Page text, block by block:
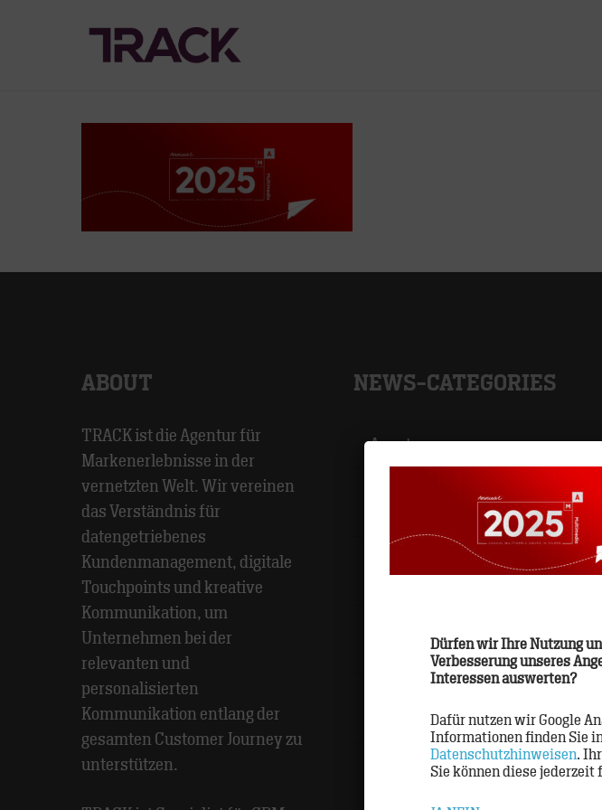
ABOUT
TRACK ist die Agentur für
Markenerlebnisse in der
vernetzten Welt. Wir vereinen
das Verständnis für
datengetriebenes
Kundenmanagement, digitale
Touchpoints und kreative
Kommunikation, um
Unternehmen bei der
relevanten und
personalisierten
Kommunikation entlang der
gesamten Customer Journey zu
unterstützen.
NEWS-CATEGORIES
Agentur >
>
Methoden >
>
Dürfen wir Ihre Nutzung
Verbesserung unseres
Interessen auswerten?
Dafür nutzen wir Google
Informationen finden Sie
Datenschutzhinweisen.
Sie können diese